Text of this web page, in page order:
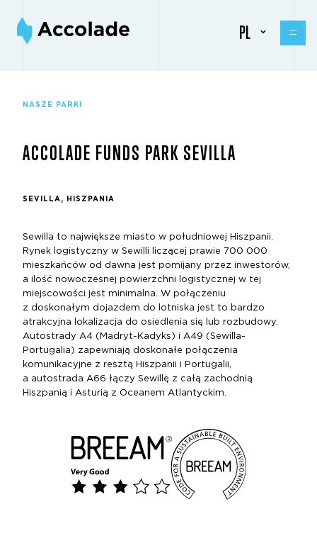
PL
NASZE PARKI
ACCOLADE FUNDS PARK SEVILLA
SEVILLA, HISZPANIA
Sewilla to największe miasto w południowej Hiszpanii.
Rynek logistyczny w Sewilli liczącej prawie 700 000
mieszkańców od dawna jest pomijany przez inwestorów,
a ilość nowoczesnej powierzchni logistycznej w tej
miejscowości jest minimalna. W połączeniu
z doskonałym dojazdem do lotniska jest to bardzo
atrakcyjna lokalizacja do osiedlenia się lub rozbudowy.
Autostrady A4 (Madryt-Kadyks) i A49 (Sewilla-
Portugalia) zapewniają doskonałe połączenia
komunikacyjne z resztą Hiszpanii i Portugalii,
a autostrada A66 łączy Sewillę z całą zachodnią
Hiszpanią i Asturią z Oceanem Atlantyckim.